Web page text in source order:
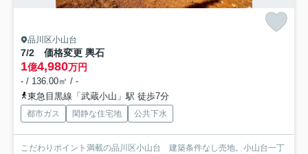
品川区小山台
7/2 価格変更 輿石
1億4,980万円
- / 136.00㎡ / -
東急目黒線「武蔵小山」駅 徒歩7分
都市ガス 閑静な住宅地 公共下水
こだわりポイント満載の品川区小山台 建築条件なし売地。小山台一丁